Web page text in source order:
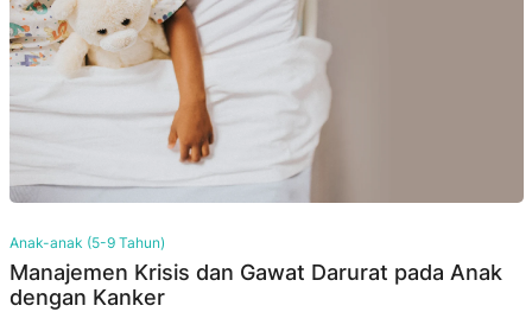
Anak-anak (5-9 Tahun)
Manajemen Krisis dan Gawat Darurat pada Anak
dengan Kanker